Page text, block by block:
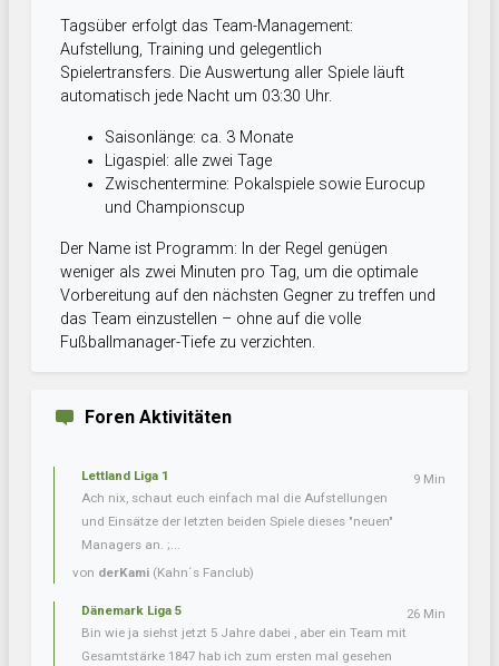
Tagsüber erfolgt das Team-Management:
Aufstellung, Training und gelegentlich
Spielertransfers. Die Auswertung aller Spiele läuft
automatisch jede Nacht um 03:30 Uhr.
Saisonlänge: ca. 3 Monate
Ligaspiel: alle zwei Tage
Zwischentermine: Pokalspiele sowie Eurocup
und Championscup
Der Name ist Programm: In der Regel genügen
weniger als zwei Minuten pro Tag, um die optimale
Vorbereitung auf den nächsten Gegner zu treffen und
das Team einzustellen – ohne auf die volle
Fußballmanager-Tiefe zu verzichten.
Foren Aktivitäten
Lettland Liga 1
Ach nix, schaut euch einfach mal die Aufstellungen
und Einsätze der letzten beiden Spiele dieses "neuen"
Managers an. ;...
von derKami (Kahn´s Fanclub)
9 Min
Dänemark Liga 5
Bin wie ja siehst jetzt 5 Jahre dabei , aber ein Team mit
Gesamtstärke 1847 hab ich zum ersten mal gesehen
26 Min